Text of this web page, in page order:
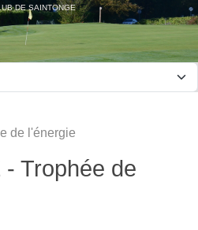
DE SAINTONGE
de l'énergie
Trophée de